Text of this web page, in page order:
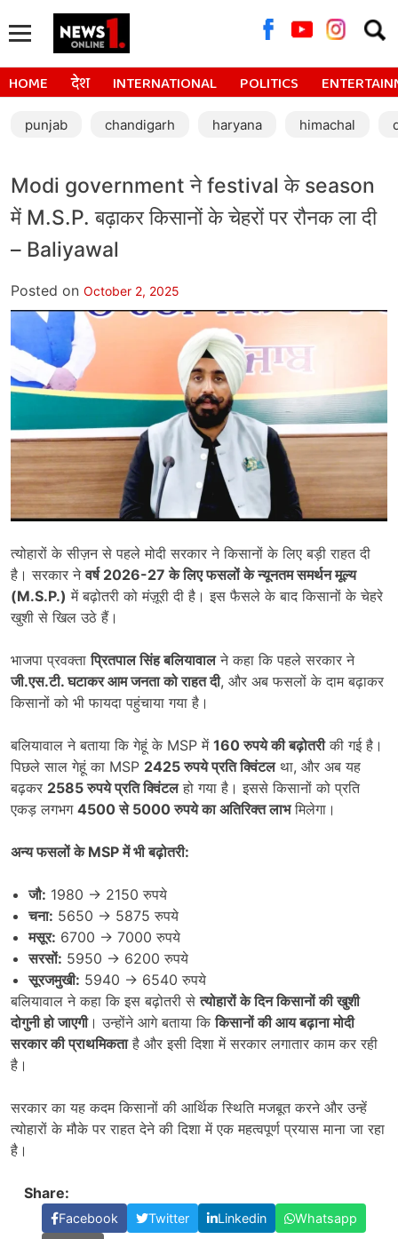
for:
HOME देश INTERNATIONAL POLITICS
punjab chandigarh haryana himachal
Modi government ने festival के season
में M.S.P. बढ़ाकर किसानों के चेहरों पर रौनक ला दी
– Baliyawal
Posted on October 2, 2025
त्योहारों के सीज़न से पहले मोदी सरकार ने किसानों के लिए बड़ी राहत दी
है। सरकार नेवर्ष 2026-27के लिए फसलों के न्यूनतम समर्थन मूल्य
(M.S.P.) में बढ़ोतरी को मंज़ूरी दी है। इस फैसले के बाद किसानों के चेहरे
खुशी से खिल उठे हैं।
भाजपा प्रवक्ताप्रितपाल सिंह बलियावालने कहा कि पहले सरकार ने
जी.एस.टी. घटाकर आम जनता को राहत दी, और अब फसलों के दाम बढ़ाकर
किसानों को भी फायदा पहुंचाया गया है।
बलियावाल ने बताया कि गेहूं के MSP में 160रुपये की बढ़ोतरीकी गई है।
पिछले साल गेहूं का MSP 2425रुपये प्रति क्विंटलथा, और अब यह
बढ़कर 2585रुपये प्रति क्विंटलहो गया है। इससे किसानों को प्रति
एकड़ लगभग 4500से 5000रुपये का अतिरिक्त लाभमिलेगा।
अन्य फसलों के MSPमें भी बढ़ोतरी:
जौ: 1980 → 2150 रुपये
चना: 5650 → 5875 रुपये
मसूर: 6700 → 7000 रुपये
सरसों: 5950 → 6200 रुपये
सूरजमुखी: 5940 → 6540 रुपये
बलियावाल ने कहा कि इस बढ़ोतरी सेत्योहारों के दिन किसानों की खुशी
दोगुनी हो जाएगी। उन्होंने आगे बताया किकिसानों की आय बढ़ाना मोदी
सरकार की प्राथमिकताहै और इसी दिशा में सरकार लगातार काम कर रही
है।
सरकार का यह कदम किसानों की आर्थिक स्थिति मजबूत करने और उन्हें
त्योहारों के मौके पर राहत देने की दिशा में एक महत्वपूर्ण प्रयास माना जा रहा
है।
Share:
Facebook Twitter Linkedin
Whatsapp